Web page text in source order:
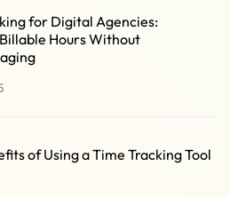
for Digital Agencies:
Hours Without
of Using a Time Tracking Tool